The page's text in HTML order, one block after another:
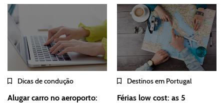
Dicas de condução
Alugar carro no aeroporto:
Destinos em Portugal
Férias low cost: as 5